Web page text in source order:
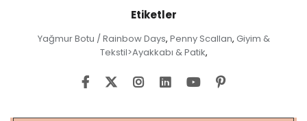
Etiketler
Yağmur Botu / Rainbow Days, Penny Scallan, Giyim &
Tekstil>Ayakkabı & Patik,